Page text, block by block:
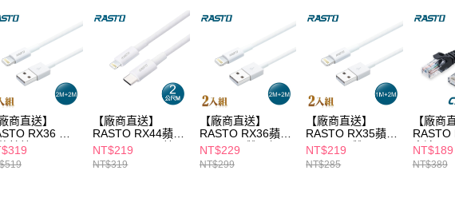
付客戶支援中心」
https://
【注意事項】
１．透過由恩沛科技股份有限公
交易，需依本服務之必要範圍內
求債權轉讓予恩沛科技股份有限
２．關於個人資料處理事宜，請瀏
https://aftee.tw/terms/#terms3
３．未成年的使用者請事先徵得
「AFTEE先享後付」，若未經同
任。
商直送】
RX36 蘋
輸線2M+2M
【廠商直送】
RASTO RX44蘋果
C to Lightning線
2M
NT$219
NT$319
【廠商直送】
RASTO RX36蘋果
Lightning雙入組
2M+2M
NT$229
NT$299
【廠商直送】
RASTO RX35蘋果
Lightning雙入
組-1M+2M
NT$219
NT$285
【廠商
RASTO
高速
線-3M
NT$189
NT$389